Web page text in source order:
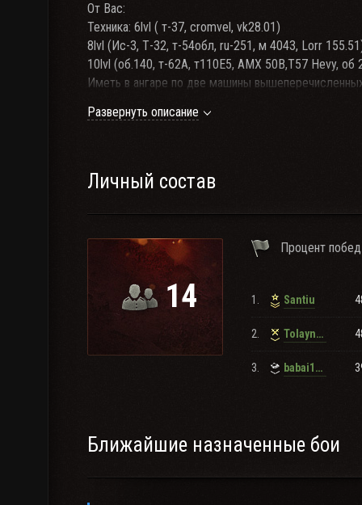
От Вас:
Техника: 6lvl ( т-37, cromvel, vk28.01)
8lvl (Ис-3, Т-32, т-54обл, ru-251, м 4043, Lorr
10lvl (об.140, т-62А, т110Е5, АМХ 50В,Т57 Hevy, об
Иметь в ангаре по две машины
Развернуть описание
Личный состав
14
Процент побед
1. Santiu
2. Tolayn48
3. babai1994
Ближайшие назначенные бои